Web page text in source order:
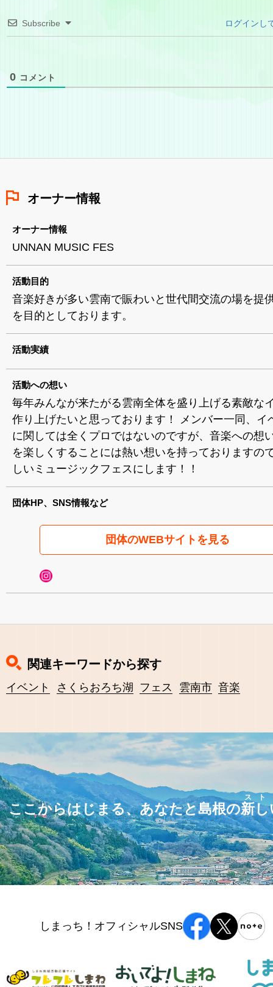
Subscribe ログインし
0 コメント
オーナー情報
オーナー情報
UNNAN MUSIC FES
活動目的
音楽好きが多い雲南で賑わいと世代間交流の場を提
を目的としております。
活動実績
活動への想い
毎年みんなが来たがる雲南全体を盛り上げる素敵な
作り上げたいと思っております！ メンバー一同、イ
に関しては全くプロではないのですが、音楽への想
を楽しくすることには熱い想いを持っておりますの
しいミュージックフェスにします！！
団体HP、SNS情報など
団体のWEBサイトを見る
関連キーワードから探す
イベント さくらおろち湖 フェス 雲南市 音楽
ここからはじまる、あなたと島根の新し
スト
しまっち！オフィシャルSNS